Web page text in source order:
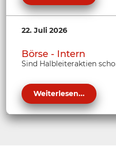
22. Juli 2026
Börse - Intern
Sind Halbleiteraktien
Weiterlesen...